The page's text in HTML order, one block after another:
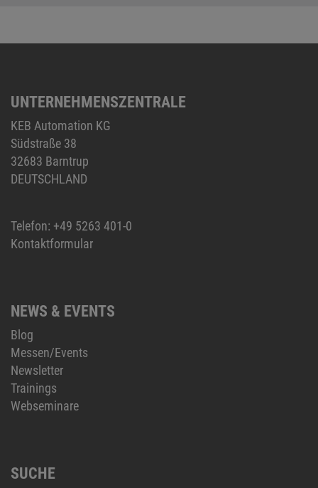
UNTERNEHMENSZENTRALE
KEB Automation KG
Südstraße 38
32683 Barntrup
DEUTSCHLAND
Telefon: +49 5263 401-0
Kontaktformular
NEWS & EVENTS
Blog
Messen/Events
Newsletter
Trainings
Webseminare
SUCHE